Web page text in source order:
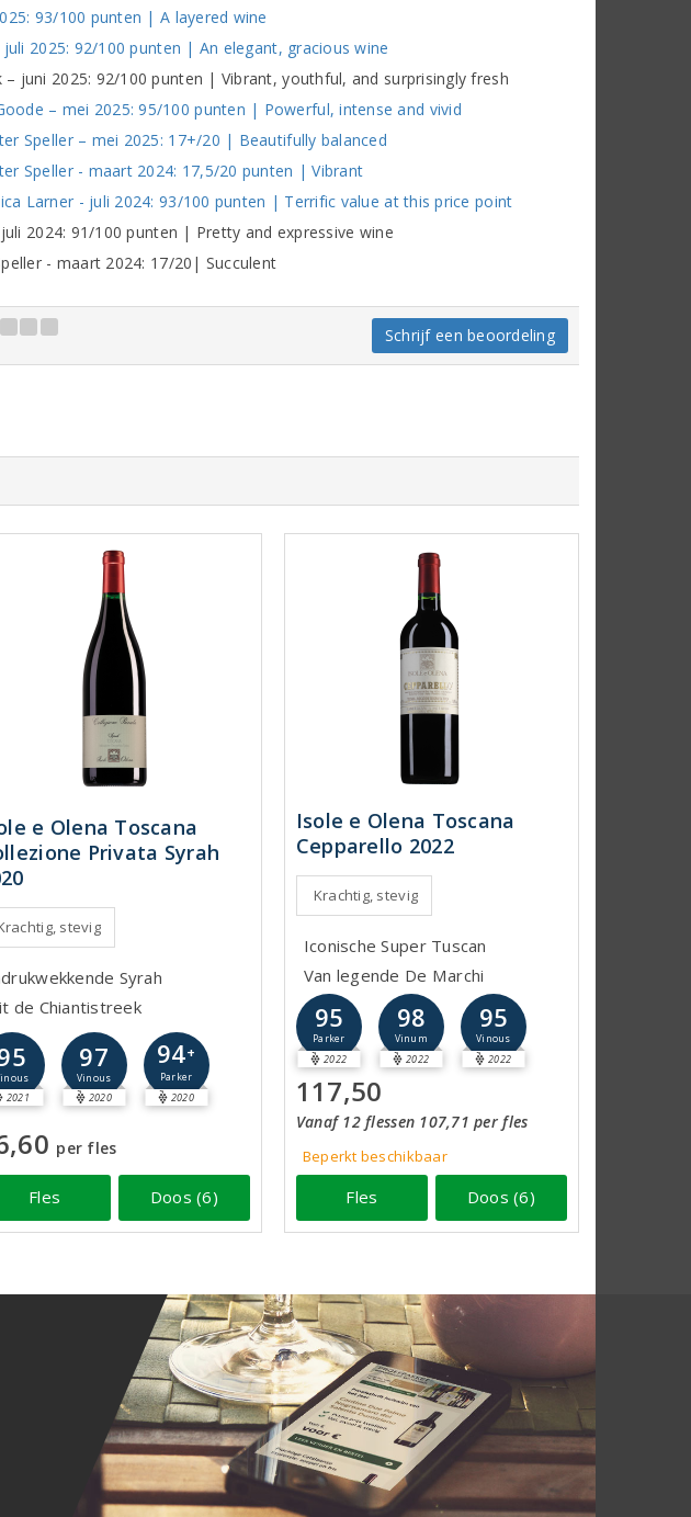
93/100 punten | A layered wine
2025: 92/100 punten | An elegant, gracious wine
juni 2025: 92/100 punten | Vibrant, youthful, and surprisingly fresh
– mei 2025: 95/100 punten | Powerful, intense and vivid
Speller – mei 2025: 17+/20 | Beautifully balanced
Speller - maart 2024: 17,5/20 punten | Vibrant
Larner - juli 2024: 93/100 punten | Terrific value at this price point
2024: 91/100 punten | Pretty and expressive wine
- maart 2024: 17/20| Succulent
Schrijf een beoordeling
e Olena Toscana
Privata Syrah
stevig
Syrah
de Chiantistreek
2021
97
Vinous
2020
94+
Parker
2020
per fles
Fles Doos (6)
Isole e Olena Toscana
Cepparello 2022
Krachtig, stevig
Iconische Super Tuscan
Van legende De Marchi
95
Parker
2022
98
Vinum
2022
95
Vinous
2022
117,50
Vanaf 12 flessen 107,71 per fles
Beperkt beschikbaar
Fles Doos (6)